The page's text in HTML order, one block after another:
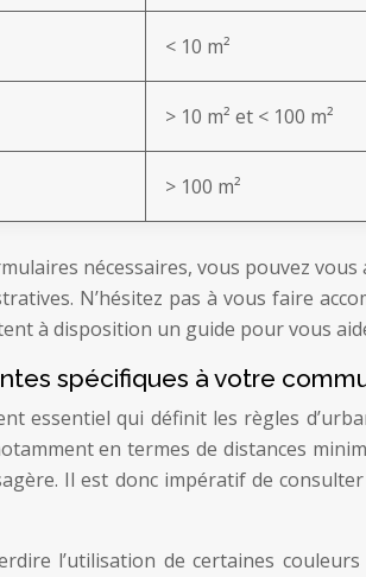
< 10 m²
> 10 m² et < 100 m²
> 100 m²
nécessaires, vous pouvez
N’hésitez pas à vous faire
à disposition un guide pour vous
spécifiques à votre
essentiel qui définit les règles
en termes de distances
Il est donc impératif de
l’utilisation de certaines